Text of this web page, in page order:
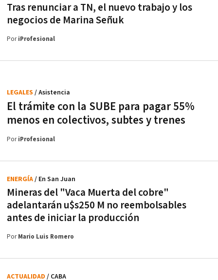
Tras renunciar a TN, el nuevo trabajo y los
negocios de Marina Señuk
PoriProfesional
El trámite con la SUBE para pagar 55%
menos en colectivos, subtes y trenes
LEGALES / Asistencia
PoriProfesional
Mineras del "Vaca Muerta del cobre"
adelantarán u$s250 M no reembolsables
antes de iniciar la producción
ENERGÍA/ En San Juan
PorMario Luis Romero
ACTUALIDAD / CABA